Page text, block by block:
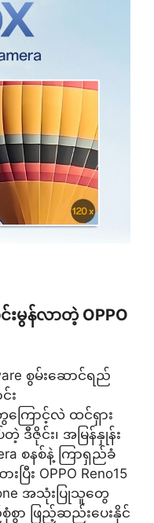
းမွန်လာတဲ့ OPPO
စွမ်းဆောင်ရည်
း
ြောင့်လဲ ထင်ရှား
ဒီဇိုင်း၊ အမြန်နှုန်း
စနစ်နဲ့ ကြာရှည်ခံ
ြီး OPPO Reno15
အသုံးပြုသူတွေ
ာ ဖြည့်ဆည်းပေးနိုင်